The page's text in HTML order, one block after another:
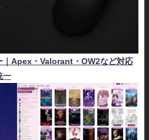
｜Apex・Valorant・OW2など対応
一